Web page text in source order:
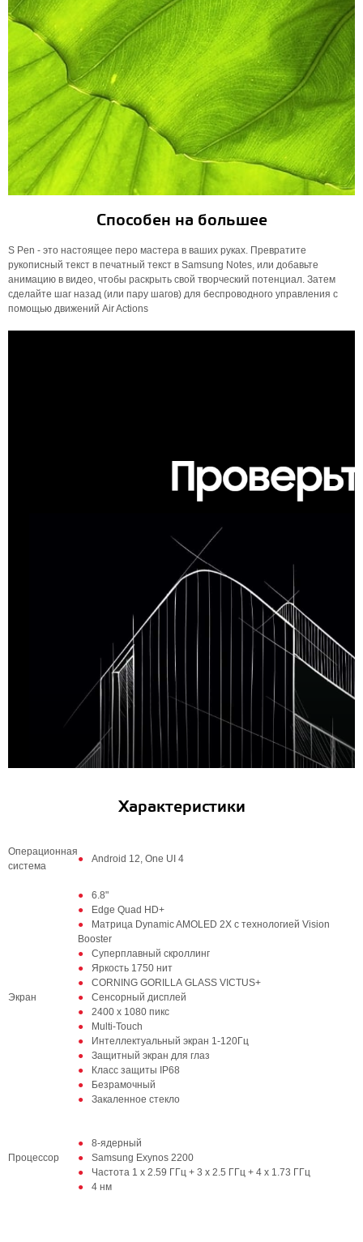
Способен на большее
S Pen - это настоящее перо мастера в ваших руках. Превратите
рукописный текст в печатный текст в Samsung Notes, или добавьте
анимацию в видео, чтобы раскрыть свой творческий потенциал. Затем
сделайте шаг назад (или пару шагов) для беспроводного управления с
помощью движений Air Actions
Характеристики
Операционная
система
Android 12, One UI 4
Экран
6.8"
Edge Quad HD+
Матрица Dynamic AMOLED 2X с технологией Vision
Booster
Суперплавный скроллинг
Яркость 1750 нит
CORNING GORILLA GLASS VICTUS+
Сенсорный дисплей
2400 x 1080 пикс
Multi-Touch
Интеллектуальный экран 1-120Гц
Защитный экран для глаз
Класс защиты IP68
Безрамочный
Закаленное стекло
Процессор
8-ядерный
Samsung Exynos 2200
Частота 1 x 2.59 ГГц + 3 x 2.5 ГГц + 4 x 1.73 ГГц
4 нм